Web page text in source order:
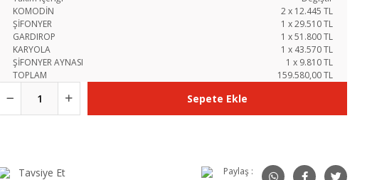
KOMODİN
2x 12.445 TL
ŞİFONYER
1 x29.510TL
GARDIROP
1 x51.800TL
KARYOLA
1 x 43.570TL
ŞİFONYER AYNASI
1 x 9.810TL
TOPLAM
159.580,00 TL
Sepete Ekle
Tavsiye Et Paylaş :